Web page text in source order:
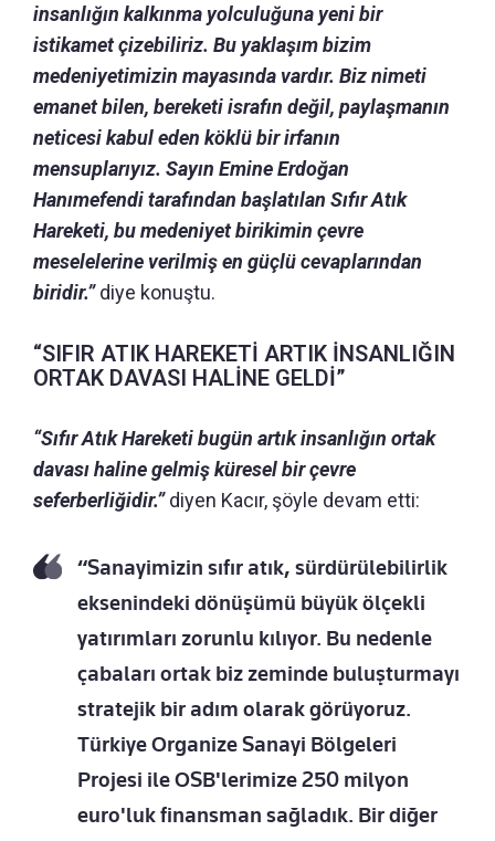
insanlığın kalkınma yolculuğuna yeni bir
istikamet çizebiliriz. Bu yaklaşım bizim
medeniyetimizin mayasında vardır. Biz nimeti
emanet bilen, bereketi israfın değil, paylaşmanın
neticesi kabul eden köklü bir irfanın
mensuplarıyız. Sayın Emine Erdoğan
Hanımefendi tarafından başlatılan Sıfır Atık
Hareketi, bu medeniyet birikimin çevre
meselelerine verilmiş en güçlü cevaplarından
biridir.”diye konuştu.
“SIFIR ATIK HAREKETİ ARTIK İNSANLIĞIN
ORTAK DAVASI HALİNE GELDİ”
“Sıfır Atık Hareketi bugün artık insanlığın ortak
davası haline gelmiş küresel bir çevre
seferberliğidir.”diyen Kacır, şöyle devam etti:
“Sanayimizin sıfır atık, sürdürülebilirlik
eksenindeki dönüşümü büyük ölçekli
yatırımları zorunlu kılıyor. Bu nedenle
çabaları ortak biz zeminde buluşturmayı
stratejik bir adım olarak görüyoruz.
Türkiye Organize Sanayi Bölgeleri
Projesi ile OSB'lerimize 250 milyon
euro'luk finansman sağladık. Bir diğer